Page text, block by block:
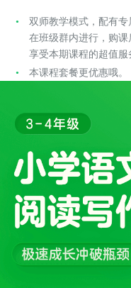
双师教学模式，配有
在班级群内进行，购
享受本期课程的超值服
本课程套餐更优惠哦。